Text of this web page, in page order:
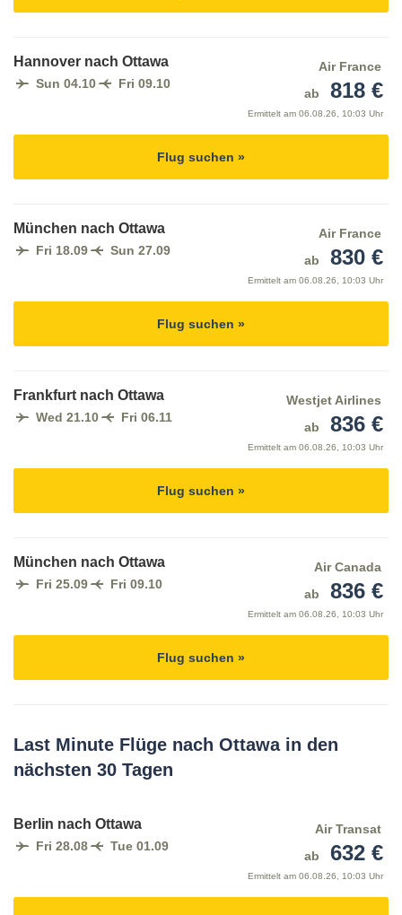
Hannover nach Ottawa
Sun 04.10 Fri 09.10
Air France
ab
818 €
Ermittelt am 06.08.26, 10:03 Uhr
Flug suchen »
München nach Ottawa
Fri 18.09 Sun 27.09
Air France
ab
830 €
Ermittelt am 06.08.26, 10:03 Uhr
Flug suchen »
Frankfurt nach Ottawa
Wed 21.10 Fri 06.11
Westjet Airlines
ab
836 €
Ermittelt am 06.08.26, 10:03 Uhr
Flug suchen »
München nach Ottawa
Fri 25.09 Fri 09.10
Air Canada
ab
836 €
Ermittelt am 06.08.26, 10:03 Uhr
Flug suchen »
Last Minute Flüge nach Ottawa in den
nächsten 30 Tagen
Berlin nach Ottawa
Fri 28.08 Tue 01.09
Air Transat
ab
632 €
Ermittelt am 06.08.26, 10:03 Uhr